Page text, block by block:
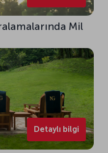
Mil
Detaylı bilgi